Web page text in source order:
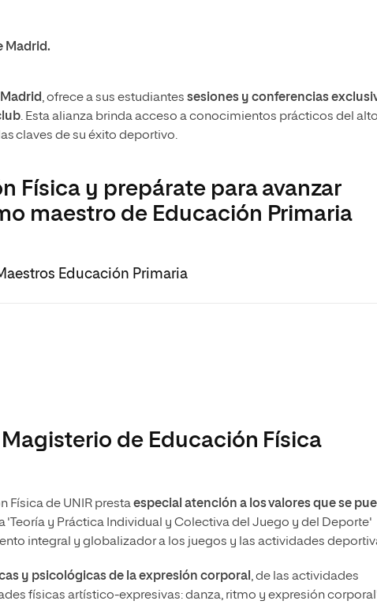
Madrid.
, ofrece a sus estudiantes sesiones y conferencias
. Esta alianza brinda acceso a conocimientos prácticos del alto
claves de su éxito deportivo.
Física y prepárate para avanzar
maestro de Educación Primaria
Educación Primaria
de Educación Física
Física de UNIR prestaespecial atención a los valores que se
'Teoría y Práctica Individual y Colectiva del Juego y del Deporte'
integral y globalizador a los juegos y las actividades
y psicológicas de la expresión corporal , de las actividades
físicas artístico-expresivas: danza, ritmo y expresión